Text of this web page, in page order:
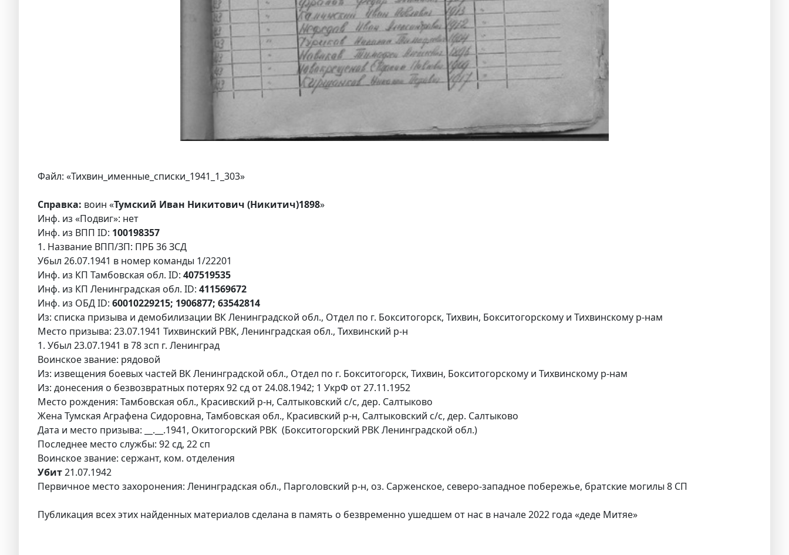
Файл: «Тихвин_именные_списки_1941_1_303»
Справка: воин «Тумский Иван Никитович (Никитич)1898»
Инф. из «Подвиг»: нет
Инф. из ВПП ID: 100198357
1. Название ВПП/ЗП: ПРБ 36 ЗСД
Убыл 26.07.1941 в номер команды 1/22201
Инф. из КП Тамбовская обл. ID: 407519535
Инф. из КП Ленинградская обл. ID: 411569672
Инф. из ОБД ID: 60010229215; 1906877; 63542814
Из: списка призыва и демобилизации ВК Ленинградской обл., Отдел по г. Бокситогорск, Тихвин, Бокситогорскому и Тихвинскому р-нам
Место призыва: 23.07.1941 Тихвинский РВК, Ленинградская обл., Тихвинский р-н
1. Убыл 23.07.1941 в 78 зсп г. Ленинград
Воинское звание: рядовой
Из: извещения боевых частей ВК Ленинградской обл., Отдел по г. Бокситогорск, Тихвин, Бокситогорскому и Тихвинскому р-нам
Из: донесения о безвозвратных потерях 92 сд от 24.08.1942; 1 УкрФ от 27.11.1952
Место рождения: Тамбовская обл., Красивский р-н, Салтыковский с/с, дер. Салтыково
Жена Тумская Аграфена Сидоровна, Тамбовская обл., Красивский р-н, Салтыковский с/с, дер. Салтыково
Дата и место призыва: __.__.1941, Окитогорский РВК (Бокситогорский РВК Ленинградской обл.)
Последнее место службы: 92 сд, 22 сп
Воинское звание: сержант, ком. отделения
Убит21.07.1942
Первичное место захоронения: Ленинградская обл., Парголовский р-н, оз. Сарженское, северо-западное побережье, братские могилы 8 СП
Публикация всех этих найденных материалов сделана в память о безвременно ушедшем от нас в начале 2022 года «деде Митяе»